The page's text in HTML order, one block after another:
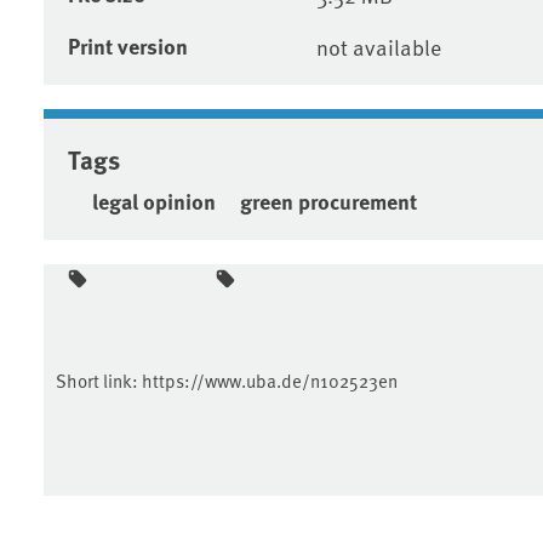
Print version not available
Tags
legal opinion green procurement
Short link: https://www.uba.de/n102523en